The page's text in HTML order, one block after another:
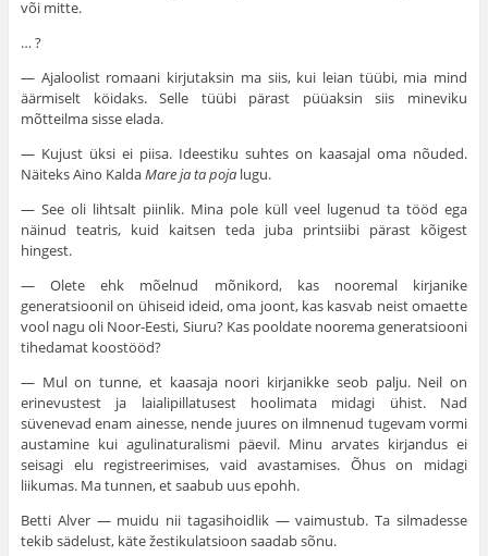
või mitte.
… ?
— Ajaloolist romaani kirjutaksin ma siis, kui leian tüübi, mia mind
äärmiselt köidaks. Selle tüübi pärast püüaksin siis mineviku
mõtteilma sisse elada.
— Kujust üksi ei piisa. Ideestiku suhtes on kaasajal oma nõuded.
Näiteks Aino KaldaMare ja ta poja lugu.
— See oli lihtsalt piinlik. Mina pole küll veel lugenud ta tööd ega
näinud teatris, kuid kaitsen teda juba printsiibi pärast kõigest
hingest.
— Olete ehk mõelnud mõnikord, kas nooremal kirjanike
generatsioonil on ühiseid ideid, oma joont, kas kasvab neist omaette
vool nagu oli Noor-Eesti, Siuru? Kas pooldate noorema generatsiooni
tihedamat koostööd?
— Mul on tunne, et kaasaja noori kirjanikke seob palju. Neil on
erinevustest ja laialipillatusest hoolimata midagi ühist. Nad
süvenevad enam ainesse, nende juures on ilmnenud tugevam vormi
austamine kui agulinaturalismi päevil. Minu arvates kirjandus ei
seisagi elu registreerimises, vaid avastamises. Õhus on midagi
liikumas. Ma tunnen, et saabub uus epohh.
Betti Alver — muidu nii tagasihoidlik — vaimustub. Ta silmadesse
tekib sädelust, käte žestikulatsioon saadab sõnu.